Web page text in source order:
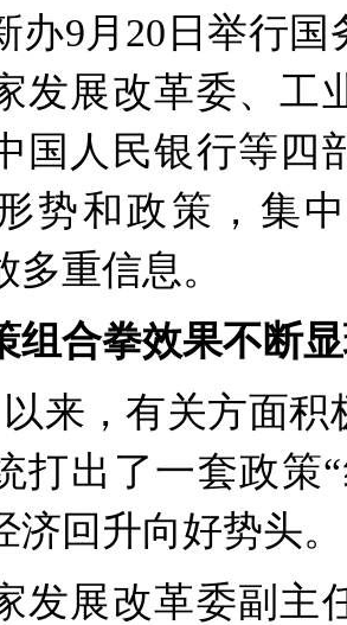
9月20日举行国
发展改革委、工
国人民银行等四
势和政策，集
多重信息。
组合拳效果不断
，有关方面积
打出了一套政策
济回升向好势头。
展改革委副主